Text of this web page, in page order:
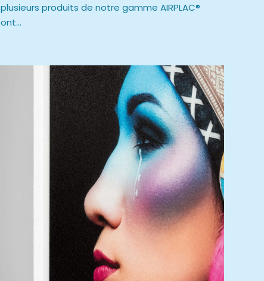
plusieurs produits de notre gamme AIRPLAC®
ont...